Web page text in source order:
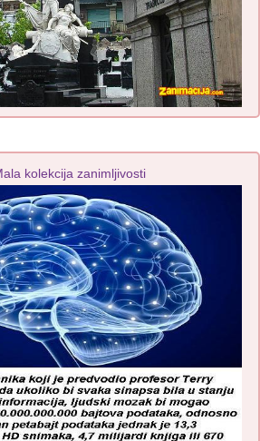
kolekcija zanimljivosti